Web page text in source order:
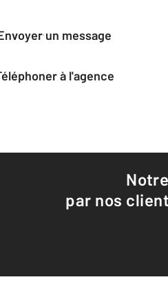
Envoyer un message
Téléphoner à l'agence
par nos